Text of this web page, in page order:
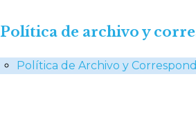
Política de archivo y
Política de Archivo y